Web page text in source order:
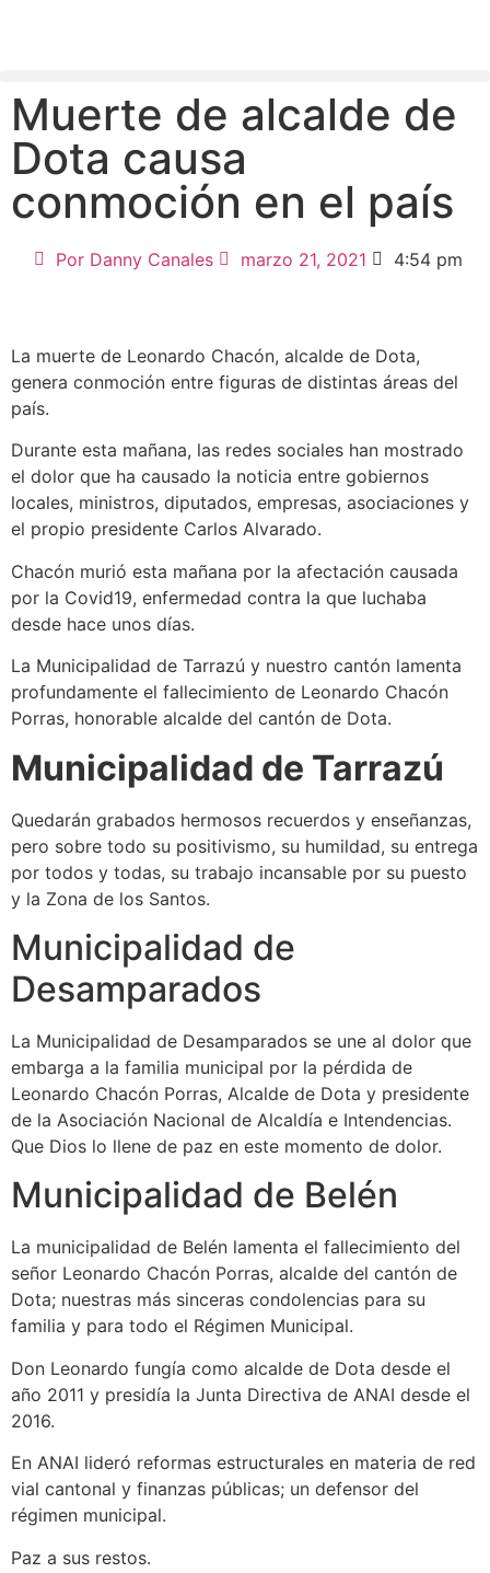
Muerte de alcalde de
Dota causa
conmoción en el país
PorDanny Canales marzo 21, 2021 4:54 pm
La muerte de Leonardo Chacón, alcalde de Dota,
genera conmoción entre figuras de distintas áreas del
país.
Durante esta mañana, las redes sociales han mostrado
el dolor que ha causado la noticia entre gobiernos
locales, ministros, diputados, empresas, asociaciones y
el propio presidente Carlos Alvarado.
Chacón murió esta mañana por la afectación causada
por la Covid19, enfermedad contra la que luchaba
desde hace unos días.
La Municipalidad de Tarrazú y nuestro cantón lamenta
profundamente el fallecimiento de Leonardo Chacón
Porras, honorable alcalde del cantón de Dota.
Municipalidad de Tarrazú
Quedarán grabados hermosos recuerdos y enseñanzas,
pero sobre todo su positivismo, su humildad, su entrega
por todos y todas, su trabajo incansable por su puesto
y la Zona de los Santos.
Municipalidad de
Desamparados
La Municipalidad de Desamparados se une al dolor que
embarga a la familia municipal por la pérdida de
Leonardo Chacón Porras, Alcalde de Dota y presidente
de la Asociación Nacional de Alcaldía e Intendencias.
Que Dios lo llene de paz en este momento de dolor.
Municipalidad de Belén
La municipalidad de Belén lamenta el fallecimiento del
señor Leonardo Chacón Porras, alcalde del cantón de
Dota; nuestras más sinceras condolencias para su
familia y para todo el Régimen Municipal.
Don Leonardo fungía como alcalde de Dota desde el
año 2011 y presidía la Junta Directiva de ANAI desde el
2016.
En ANAI lideró reformas estructurales en materia de red
vial cantonal y finanzas públicas; un defensor del
régimen municipal.
Paz a sus restos.